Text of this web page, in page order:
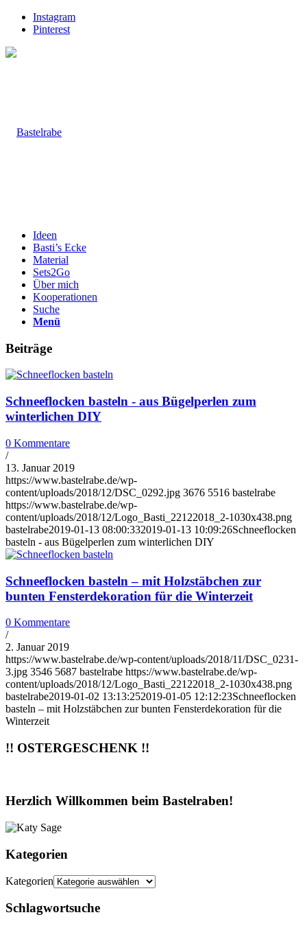
Instagram
Pinterest
Ideen
Basti’s Ecke
Material
Sets2Go
Über mich
Kooperationen
Suche
Menü
Beiträge
Schneeflocken basteln - aus Bügelperlen zum
winterlichen DIY
0 Kommentare
/
13. Januar 2019
https://www.bastelrabe.de/wp-
content/uploads/2018/12/DSC_0292.jpg 3676 5516 bastelrabe
https://www.bastelrabe.de/wp-
content/uploads/2018/12/Logo_Basti_22122018_2-1030x438.png
bastelrabe2019-01-13 08:00:332019-01-13 10:09:26Schneeflocken
basteln - aus Bügelperlen zum winterlichen DIY
Schneeflocken basteln – mit Holzstäbchen zur
bunten Fensterdekoration für die Winterzeit
0 Kommentare
/
2. Januar 2019
https://www.bastelrabe.de/wp-content/uploads/2018/11/DSC_0231-
3.jpg 3546 5687 bastelrabe https://www.bastelrabe.de/wp-
content/uploads/2018/12/Logo_Basti_22122018_2-1030x438.png
bastelrabe2019-01-02 13:13:252019-01-05 12:12:23Schneeflocken
basteln – mit Holzstäbchen zur bunten Fensterdekoration für die
Winterzeit
!! OSTERGESCHENK !!
Herzlich Willkommen beim Bastelraben!
Kategorien
Kategorien
Schlagwortsuche